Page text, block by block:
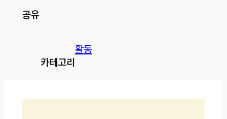
공유
카테고리
활동